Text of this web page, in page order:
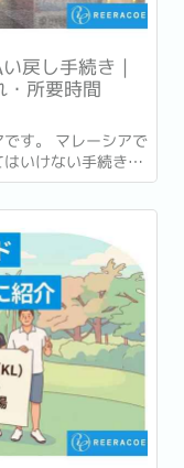
戻し手続き｜
・所要時間
す。 マレーシアで
いけない手続きの